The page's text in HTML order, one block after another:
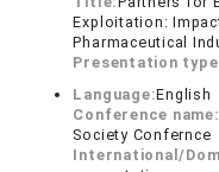
Exploitation:
Pharmaceutical
Presentation
Language:English
Conference name:
Society Confernce
International/